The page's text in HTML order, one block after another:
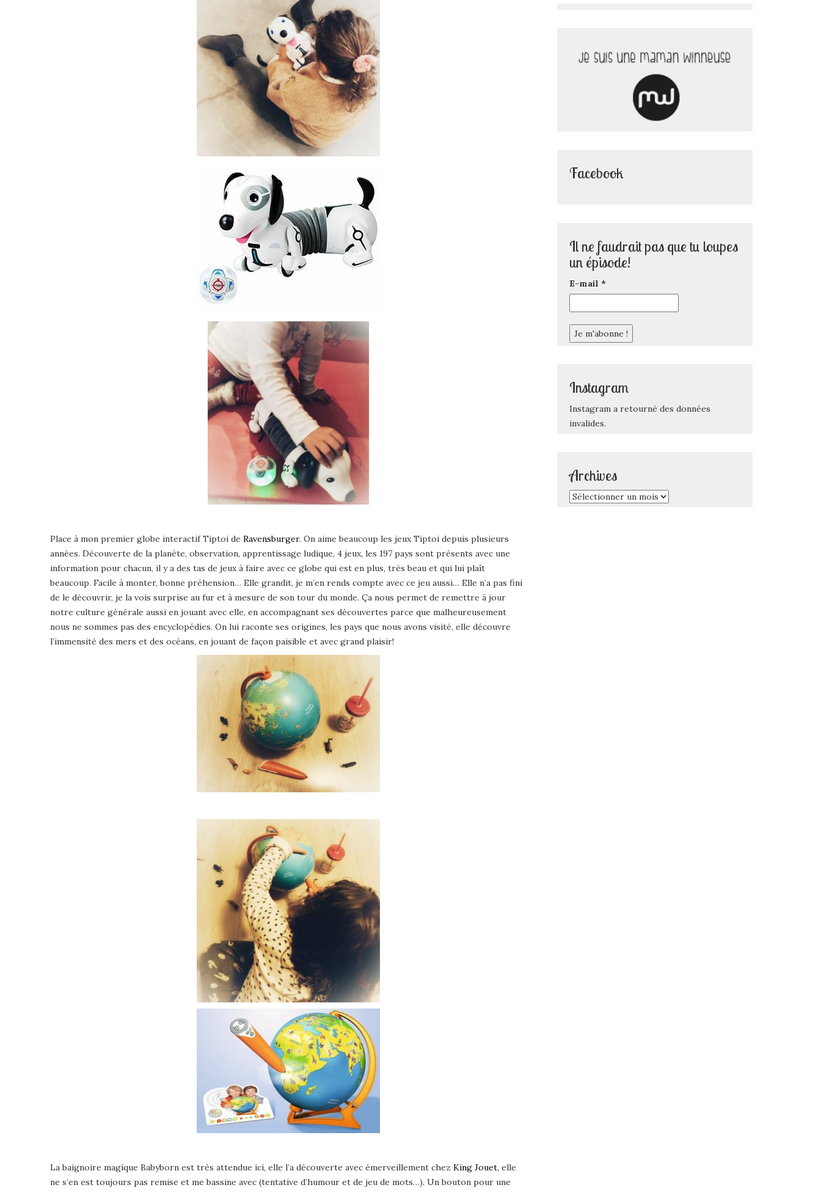
Place à mon premier globe interactif Tiptoi de Ravensburger. On aime beaucoup les jeux Tiptoi depuis plusieurs
années. Découverte de la planète, observation, apprentissage ludique, 4 jeux, les 197 pays sont présents avec une
information pour chacun, il y a des tas de jeux à faire avec ce globe qui est en plus, très beau et qui lui plaît
beaucoup. Facile à monter, bonne préhension… Elle grandit, je m’en rends compte avec ce jeu aussi… Elle n’a pas fini
de le découvrir, je la vois surprise au fur et à mesure de son tour du monde. Ça nous permet de remettre à jour
notre culture générale aussi en jouant avec elle, en accompagnant ses découvertes parce que malheureusement
nous ne sommes pas des encyclopédies. On lui raconte ses origines, les pays que nous avons visité, elle découvre
l’immensité des mers et des océans, en jouant de façon paisible et avec grand plaisir!
La baignoire magique Babyborn est très attendue ici, elle l’a découverte avec émerveillement chez King Jouet, elle
ne s’en est toujours pas remise et me bassine avec (tentative d’humour et de jeu de mots…). Un bouton pour une
Facebook
Il ne faudrait pas que tu loupes
un épisode!
E-mail *
Instagram
Instagram a retourné des données
invalides.
Archives
Archives